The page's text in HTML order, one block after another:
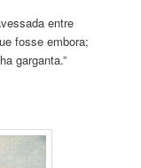
entre
fosse embora;
garganta.”